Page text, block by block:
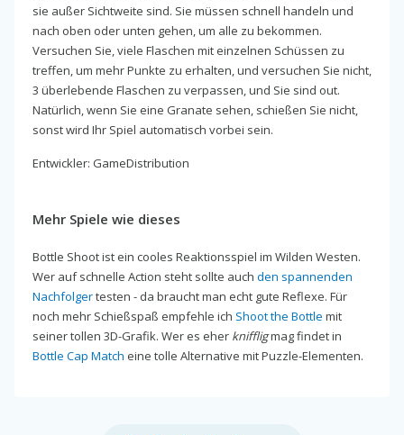
sie außer Sichtweite sind. Sie müssen schnell handeln und
nach oben oder unten gehen, um alle zu bekommen.
Versuchen Sie, viele Flaschen mit einzelnen Schüssen zu
treffen, um mehr Punkte zu erhalten, und versuchen Sie nicht,
3 überlebende Flaschen zu verpassen, und Sie sind out.
Natürlich, wenn Sie eine Granate sehen, schießen Sie nicht,
sonst wird Ihr Spiel automatisch vorbei sein.
Entwickler: GameDistribution
Mehr Spiele wie dieses
Bottle Shoot ist ein cooles Reaktionsspiel im Wilden Westen.
Wer auf schnelle Action steht sollte auch den spannenden
Nachfolgertesten - da braucht man echt gute Reflexe. Für
noch mehr Schießspaß empfehle ich Shoot the Bottle mit
seiner tollen 3D-Grafik. Wer es eher kniffligmag findet in
Bottle Cap Match eine tolle Alternative mit Puzzle-Elementen.